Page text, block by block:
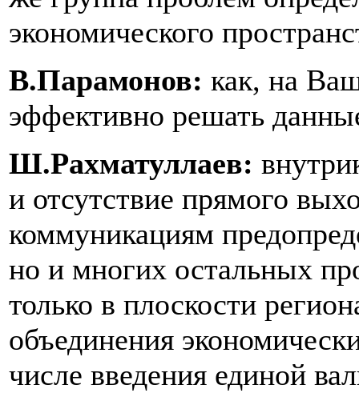
экономического
В.Парамонов: как, на
эффективно решать
Ш.Рахматуллаев:
и отсутствие прямого
коммуникациям
но и многих остальных
только в плоскости
объединения
числе введения единой